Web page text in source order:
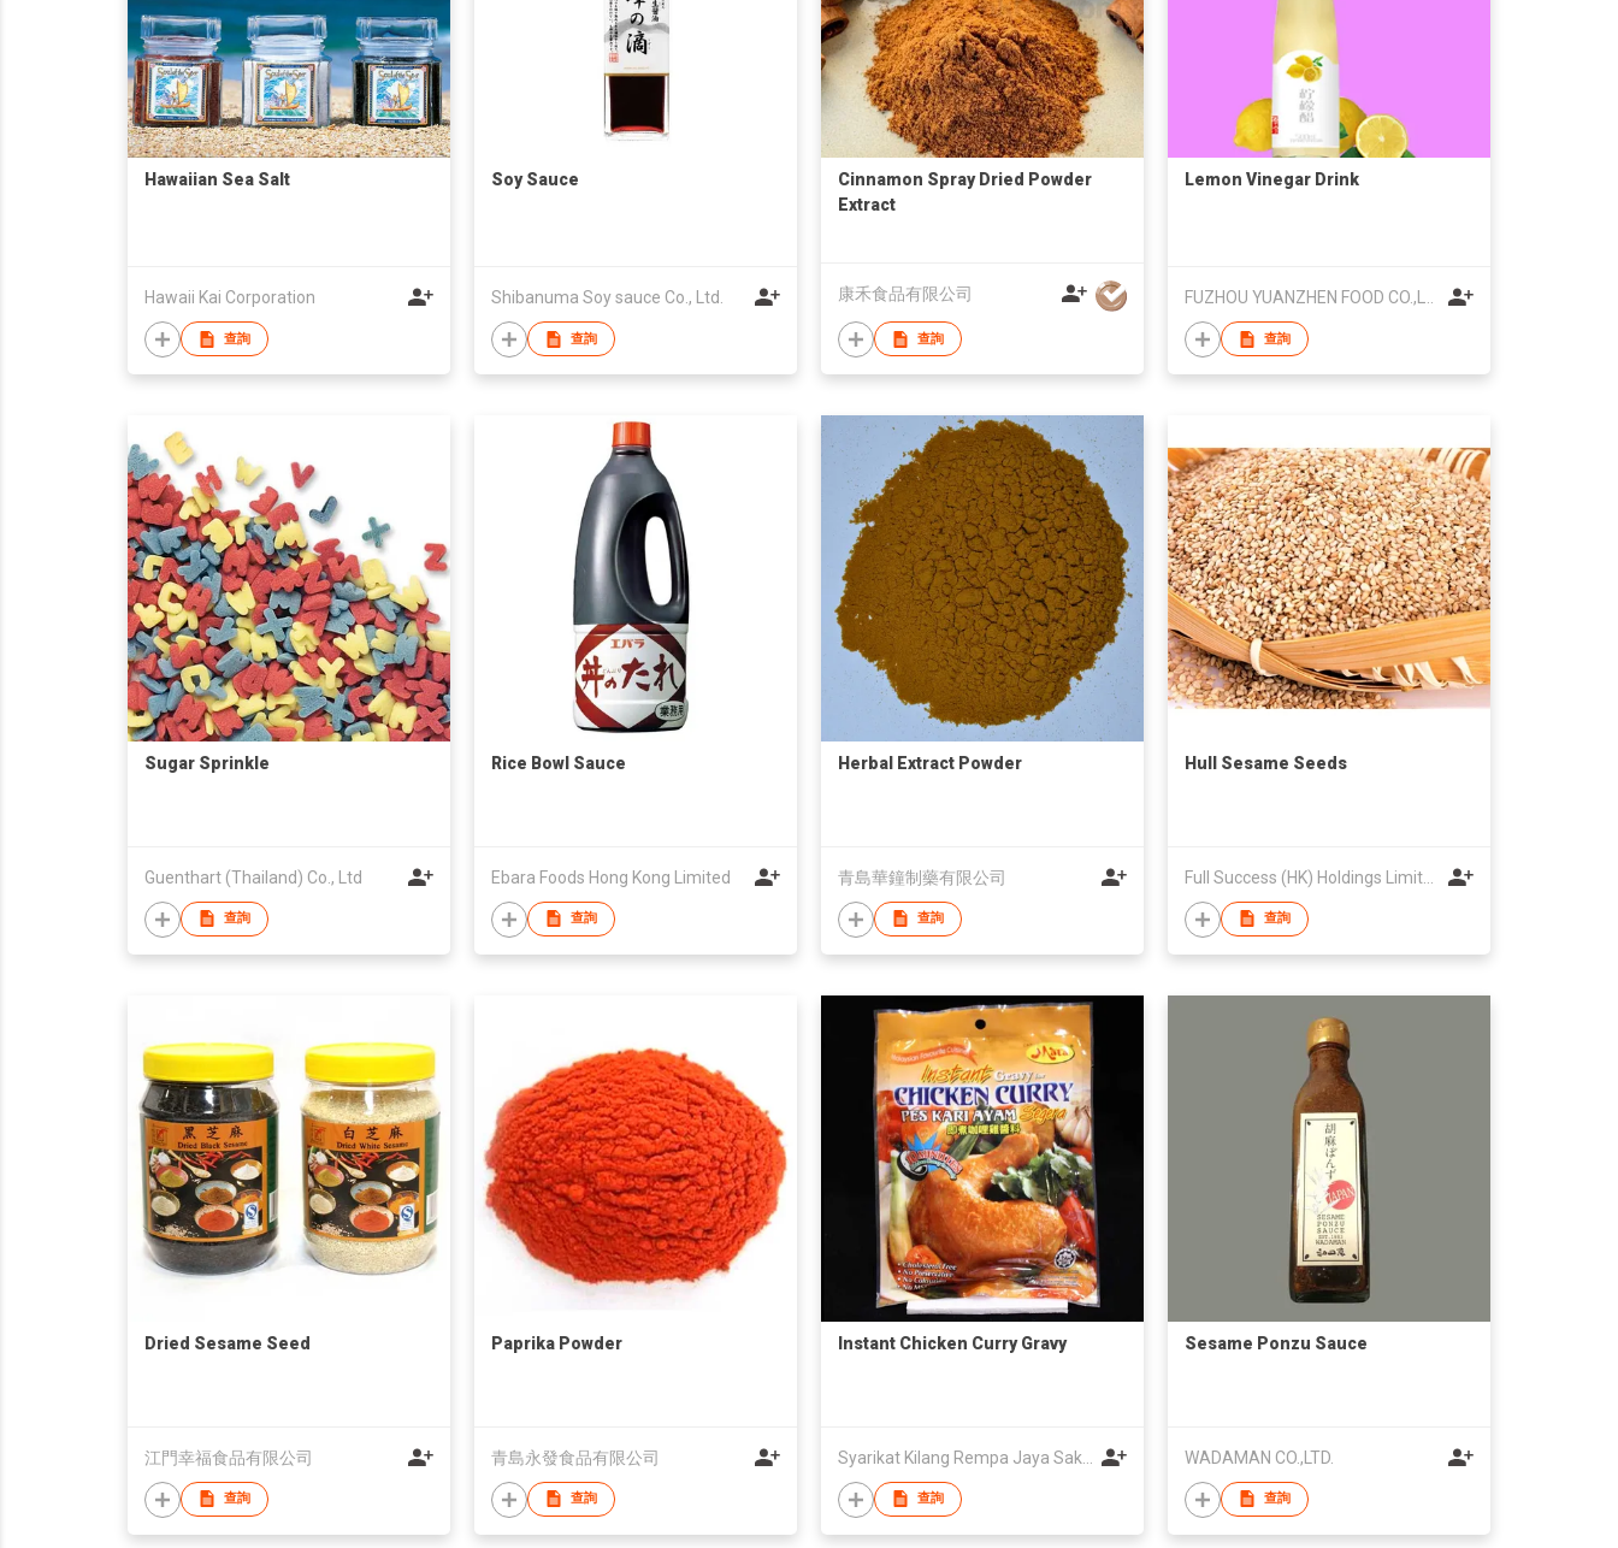
Hawaiian Sea Salt
Hawaii Kai Corporation
查詢
Soy Sauce
Shibanuma Soy sauce Co., Ltd.
查詢
Cinnamon Spray Dried Powder
Extract
康禾食品有限公司
查詢
Lemon Vinegar Drink
查詢
Sugar Sprinkle
Guenthart (Thailand) Co., Ltd
查詢
Rice Bowl Sauce
Ebara Foods Hong Kong Limited
查詢
Herbal Extract Powder
青島華鐘制藥有限公司
查詢
Hull Sesame Seeds
查詢
Dried Sesame Seed
江門幸福食品有限公司
查詢
Paprika Powder
青島永發食品有限公司
查詢
Instant Chicken Curry Gravy
查詢
Sesame Ponzu Sauce
WADAMAN CO.,LTD.
查詢